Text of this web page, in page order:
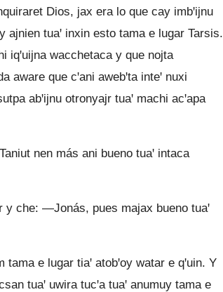
Dios, jax era lo que cay imbꞌijnu
ajnien tuaꞌ inxin esto tama e lugar Tarsis.
iqꞌuijna wacchetaca y que nojta
que cꞌani awebꞌta inteꞌ nuxi
abꞌijnu otronyajr tuaꞌ machi acꞌapa
nen más ani bueno tuaꞌ intaca
che: —Jonás, pues majax bueno tuaꞌ
e lugar tiaꞌ atobꞌoy watar e qꞌuin. Y
tuaꞌ uwira tucꞌa tuaꞌ anumuy tama e